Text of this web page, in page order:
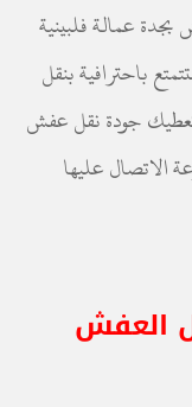
عمالة فلبينية
باحترافية بنقل
جودة نقل عفش
الاتصال عليها
العفش